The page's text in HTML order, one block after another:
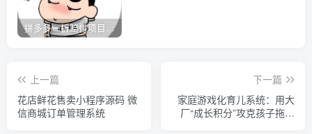
拼多多一折赔付项目是怎么操作的？
上一篇
花店鲜花售卖小程序源码 微
信商城订单管理系统
下一篇
家庭游戏化育儿系统：用大
厂“成长积分”攻克孩子拖延